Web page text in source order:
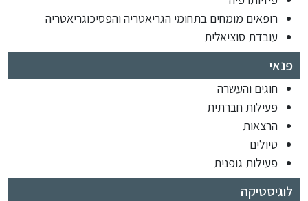
רופאים מומחים בתחומי הגריאטריה והפסיכוגריאטריה
עובדת סוציאלית
פנאי
חוגים והעשרה
פעילות חברתית
הרצאות
טיולים
פעילות גופנית
לוגיסטיקה